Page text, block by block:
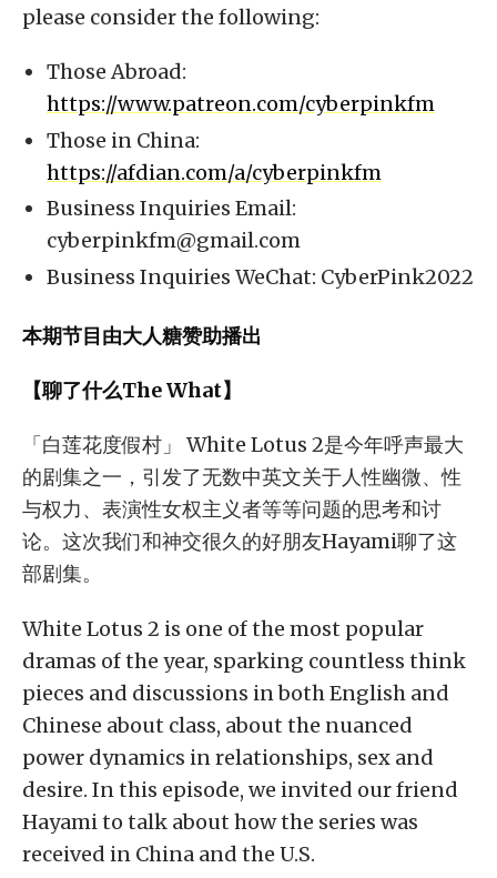
please consider the following:
Those Abroad:
https://www.patreon.com/cyberpinkfm
Those in China:
https://afdian.com/a/cyberpinkfm
Business Inquiries Email:
cyberpinkfm@gmail.com
Business Inquiries WeChat: CyberPink2022
本期节目由大人糖赞助播出
【聊了什么The What】
「白莲花度假村」 White Lotus 2是今年呼声最大
的剧集之一，引发了无数中英文关于人性幽微、性
与权力、表演性女权主义者等等问题的思考和讨
论。这次我们和神交很久的好朋友Hayami聊了这
部剧集。
White Lotus 2 is one of the most popular
dramas of the year, sparking countless think
pieces and discussions in both English and
Chinese about class, about the nuanced
power dynamics in relationships, sex and
desire. In this episode, we invited our friend
Hayami to talk about how the series was
received in China and the U.S.